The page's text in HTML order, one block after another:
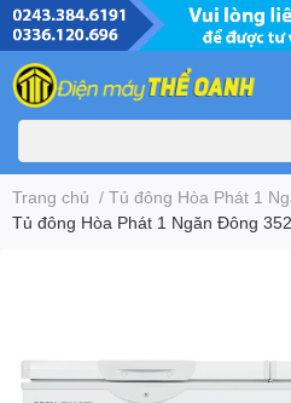
Trang chủ / Tủ đông Hòa Phát 1
Tủ đông Hòa Phát 1 Ngăn Đông